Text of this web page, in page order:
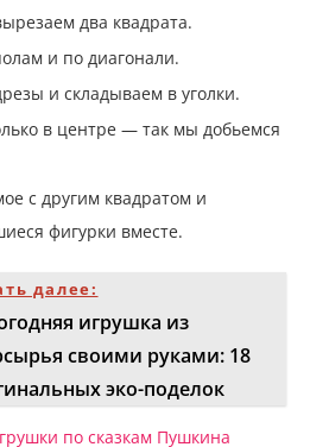
два квадрата.
и по диагонали.
и складываем в уголки.
в центре — так мы добьемся
с другим квадратом и
фигурки вместе.
далее:
игрушка из
своими руками: 18
эко-поделок